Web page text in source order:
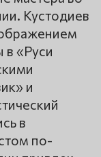
Кустодиев
в «Руси
и
в
по-